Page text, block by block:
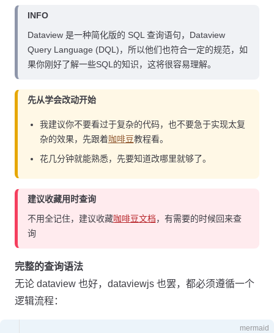
INFO
Dataview 是一种简化版的 SQL 查询语句，Dataview
Query Language (DQL)，所以他们也符合一定的规范，如
果你刚好了解一些SQL的知识，这将很容易理解。
先从学会改动开始
我建议你不要看过于复杂的代码，也不要急于实现太复
杂的效果，先跟着咖啡豆教程看。
花几分钟就能熟悉，先要知道改哪里就够了。
建议收藏用时查询
不用全记住，建议收藏咖啡豆文档，有需要的时候回来查
询
完整的查询语法
无论 dataview 也好，dataviewjs 也罢，都必须遵循一个
逻辑流程：
mermaid